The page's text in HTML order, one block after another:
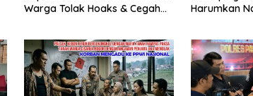
Warga Tolak Hoaks & Cegah
Harumkan